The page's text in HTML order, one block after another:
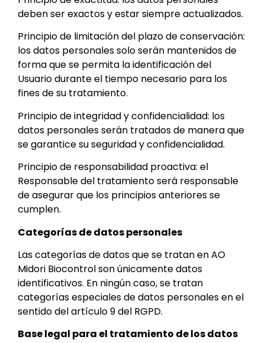
deben ser exactos y estar siempre actualizados.
Principio de limitación del plazo de conservación:
los datos personales solo serán mantenidos de
forma que se permita la identificación del
Usuario durante el tiempo necesario para los
fines de su tratamiento.
Principio de integridad y confidencialidad: los
datos personales serán tratados de manera que
se garantice su seguridad y confidencialidad.
Principio de responsabilidad proactiva: el
Responsable del tratamiento será responsable
de asegurar que los principios anteriores se
cumplen.
Categorías de datos personales
Las categorías de datos que se tratan en AO
Midori Biocontrol son únicamente datos
identificativos. En ningún caso, se tratan
categorías especiales de datos personales en el
sentido del artículo 9 del RGPD.
Base legal para el tratamiento de los datos